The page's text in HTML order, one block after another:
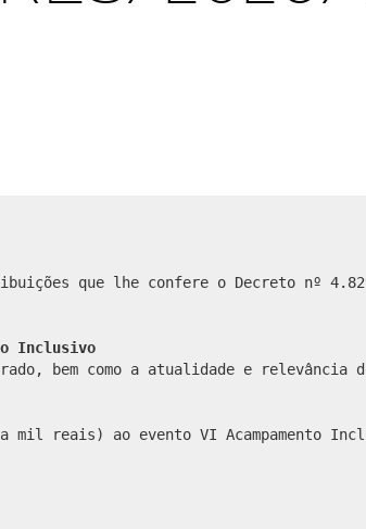
atribuições que lhe confere o Decreto nº
Inclusivo
bem como a atualidade e relevância
reais) ao evento VI Acampamento